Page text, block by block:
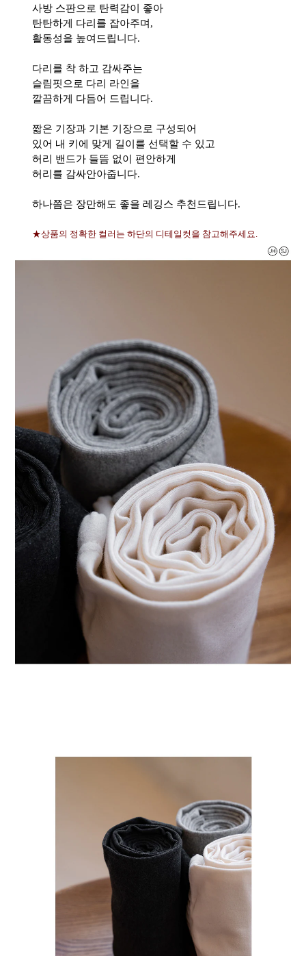
사방 스판으로 탄력감이 좋아
탄탄하게 다리를 잡아주며,
활동성을 높여드립니다.
다리를 착 하고 감싸주는
슬림핏으로 다리 라인을
깔끔하게 다듬어 드립니다.
짧은 기장과 기본 기장으로 구성되어
있어 내 키에 맞게 길이를 선택할 수 있고
허리 밴드가 들뜸 없이 편안하게
허리를 감싸안아줍니다.
하나쯤은 장만해도 좋을 레깅스 추천드립니다.
★상품의 정확한 컬러는 하단의 디테일컷을 참고해주세요.